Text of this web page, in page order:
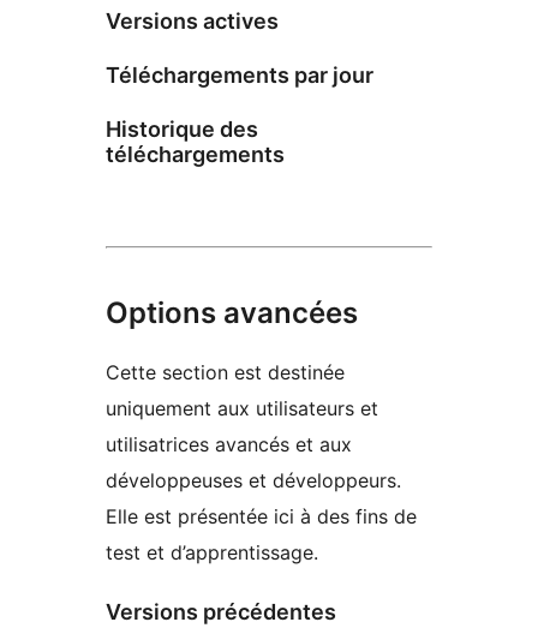
Versions actives
Téléchargements par jour
Historique des
téléchargements
Options avancées
Cette section est destinée
uniquement aux utilisateurs et
utilisatrices avancés et aux
développeuses et développeurs.
Elle est présentée ici à des fins de
test et d’apprentissage.
Versions précédentes